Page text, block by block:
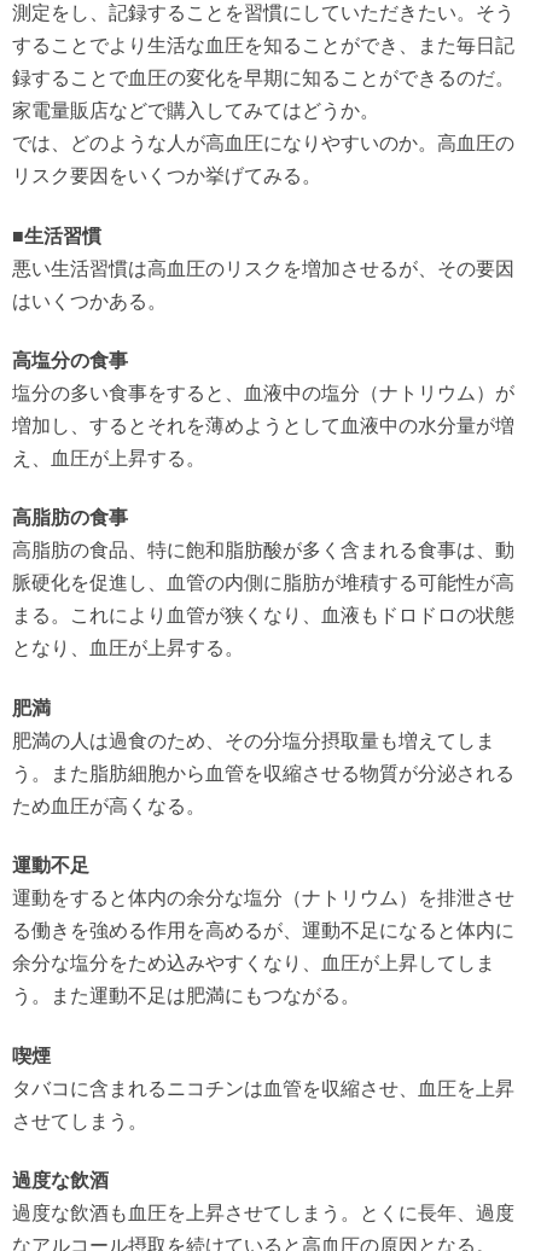
測定をし、記録することを習慣にしていただきたい。そう
することでより生活な血圧を知ることができ、また毎日記
録することで血圧の変化を早期に知ることができるのだ。
家電量販店などで購入してみてはどうか。
では、どのような人が高血圧になりやすいのか。高血圧の
リスク要因をいくつか挙げてみる。
■生活習慣
悪い生活習慣は高血圧のリスクを増加させるが、その要因
はいくつかある。
高塩分の食事
塩分の多い食事をすると、血液中の塩分（ナトリウム）が
増加し、するとそれを薄めようとして血液中の水分量が増
え、血圧が上昇する。
高脂肪の食事
高脂肪の食品、特に飽和脂肪酸が多く含まれる食事は、動
脈硬化を促進し、血管の内側に脂肪が堆積する可能性が高
まる。これにより血管が狭くなり、血液もドロドロの状態
となり、血圧が上昇する。
肥満
肥満の人は過食のため、その分塩分摂取量も増えてしま
う。また脂肪細胞から血管を収縮させる物質が分泌される
ため血圧が高くなる。
運動不足
運動をすると体内の余分な塩分（ナトリウム）を排泄させ
る働きを強める作用を高めるが、運動不足になると体内に
余分な塩分をため込みやすくなり、血圧が上昇してしま
う。また運動不足は肥満にもつながる。
喫煙
タバコに含まれるニコチンは血管を収縮させ、血圧を上昇
させてしまう。
過度な飲酒
過度な飲酒も血圧を上昇させてしまう。とくに長年、過度
なアルコール摂取を続けていると高血圧の原因となる。